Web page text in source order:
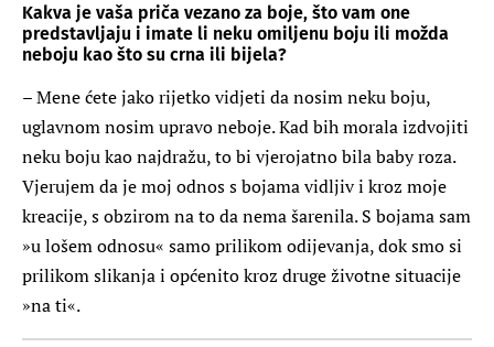
Kakva je vaša priča vezano za boje, što vam one
predstavljaju i imate li neku omiljenu boju ili možda
neboju kao što su crna ili bijela?
– Mene ćete jako rijetko vidjeti da nosim neku boju,
uglavnom nosim upravo neboje. Kad bih morala izdvojiti
neku boju kao najdražu, to bi vjerojatno bila baby roza.
Vjerujem da je moj odnos s bojama vidljiv i kroz moje
kreacije, s obzirom na to da nema šarenila. S bojama sam
»u lošem odnosu« samo prilikom odijevanja, dok smo si
prilikom slikanja i općenito kroz druge životne situacije
»na ti«.